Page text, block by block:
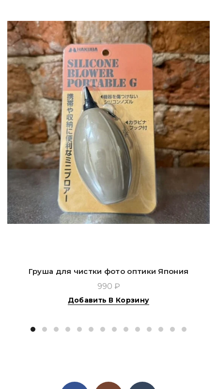
Груша для чистки фото оптики Япония
990 ₽
Добавить В Корзину